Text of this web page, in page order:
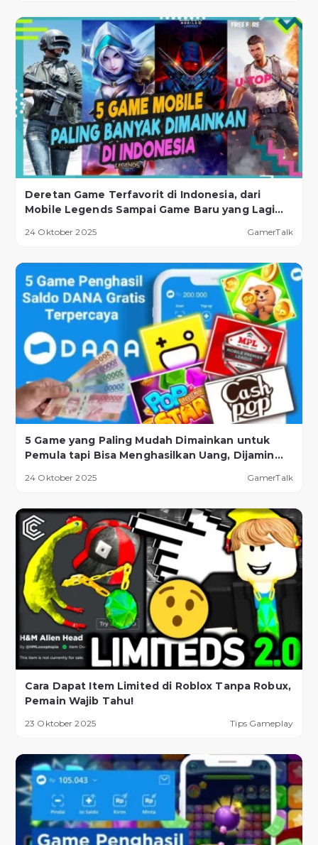
Deretan Game Terfavorit di Indonesia, dari
Mobile Legends Sampai Game Baru yang Lagi
24 Oktober 2025 GamerTalk
5 Game yang Paling Mudah Dimainkan untuk
Pemula tapi Bisa Menghasilkan Uang, Dijamin
24 Oktober 2025 GamerTalk
Cara Dapat Item Limited di Roblox Tanpa Robux,
Pemain Wajib Tahu!
23 Oktober 2025 Tips Gameplay